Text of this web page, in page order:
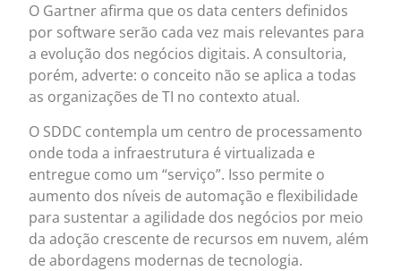
O Gartner afirma que os data centers definidos
por software serão cada vez mais relevantes para
a evolução dos negócios digitais. A consultoria,
porém, adverte: o conceito não se aplica a todas
as organizações de TI no contexto atual.
O SDDC contempla um centro de processamento
onde toda a infraestrutura é virtualizada e
entregue como um “serviço”. Isso permite o
aumento dos níveis de automação e flexibilidade
para sustentar a agilidade dos negócios por meio
da adoção crescente de recursos em nuvem, além
de abordagens modernas de tecnologia.